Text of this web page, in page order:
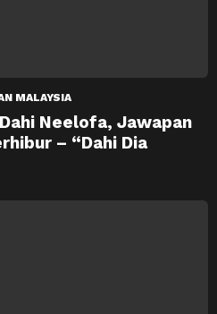
MALAYSIA
Neelofa, Jawapan
– “Dahi Dia